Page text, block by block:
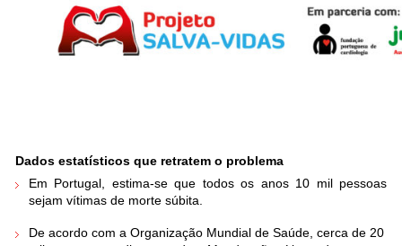
Dados estatísticos que retratem o problema
Em Portugal, estima-se que todos os anos 10 mil pessoas
sejam vítimas de morte súbita.
De acordo com a Organização Mundial de Saúde, cerca de 20